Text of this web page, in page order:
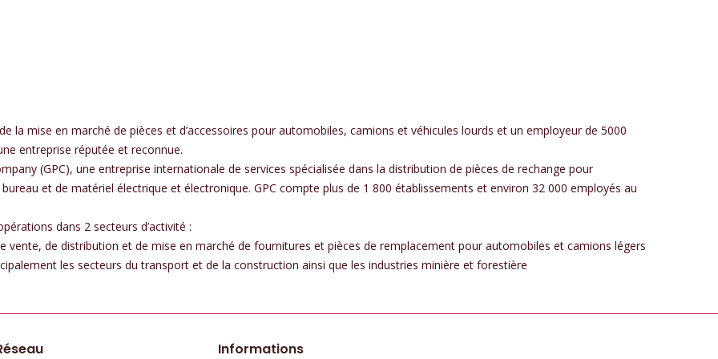
la mise en marché de pièces et d’accessoires pour automobiles, camions et véhicules lourds et un employeur de 5000
entreprise réputée et reconnue.
(GPC), une entreprise internationale de services spécialisée dans la distribution de pièces de rechange pour
et de matériel électrique et électronique. GPC compte plus de 1 800 établissements et environ 32 000 employés au
dans 2 secteurs d’activité :
vente, de distribution et de mise en marché de fournitures et pièces de remplacement pour automobiles et camions légers
les secteurs du transport et de la construction ainsi que les industries minière et forestière
Informations